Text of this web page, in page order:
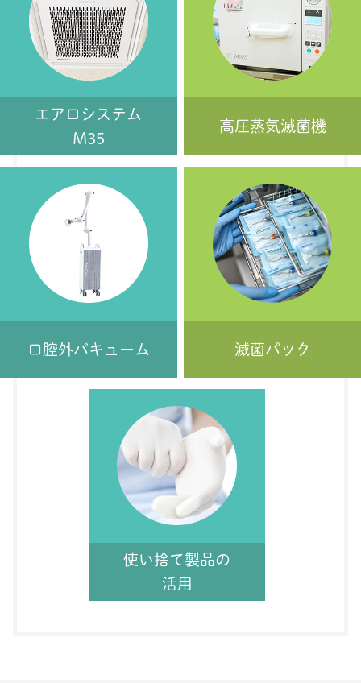
エアロシステム
M35
高圧蒸気滅菌機
口腔外バキューム 滅菌パック
使い捨て製品の
活用